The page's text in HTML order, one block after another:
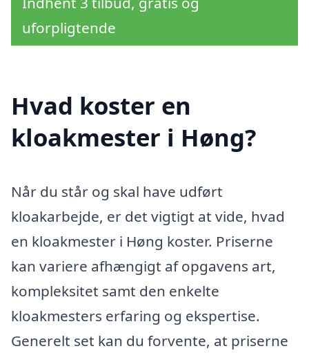
uforpligtende
Hvad koster en
kloakmester i Høng?
Når du står og skal have udført
kloakarbejde, er det vigtigt at vide, hvad
en kloakmester i Høng koster. Priserne
kan variere afhængigt af opgavens art,
kompleksitet samt den enkelte
kloakmesters erfaring og ekspertise.
Generelt set kan du forvente, at priserne